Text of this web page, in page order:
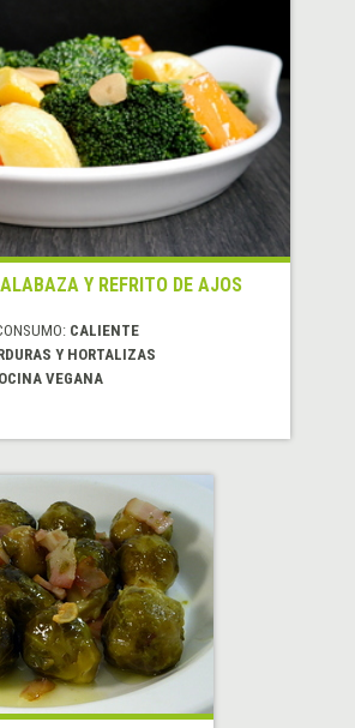
Y REFRITO DE AJOS
CALIENTE
Y HORTALIZAS
VEGANA